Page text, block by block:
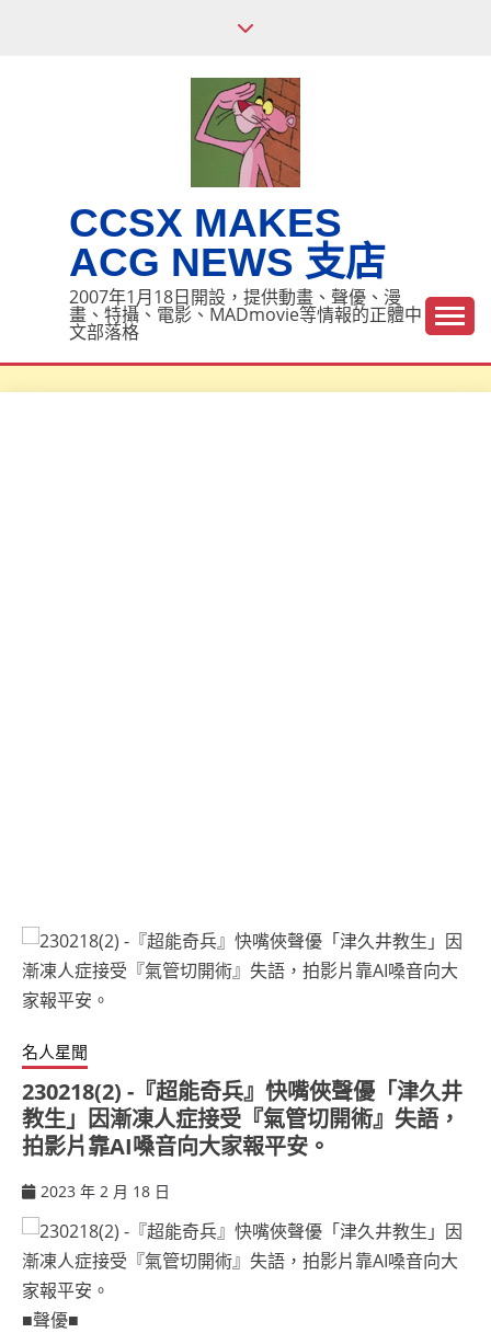
CCSX MAKES
ACG NEWS 支店
2007年1月18日開設，提供動畫、聲優、漫
畫、特攝、電影、MADmovie等情報的正體中
文部落格
名人星聞
230218(2) -『超能奇兵』快嘴俠聲優「津久井
教生」因漸凍人症接受『氣管切開術』失語，
拍影片靠AI嗓音向大家報平安。
2023 年 2 月 18 日
■聲優■